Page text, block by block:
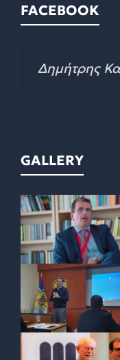
FACEBOOK
Δημήτρης
GALLERY